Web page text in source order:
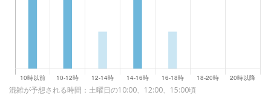
混雑が予想される時間：土曜日の10:00、12:00、15:00頃